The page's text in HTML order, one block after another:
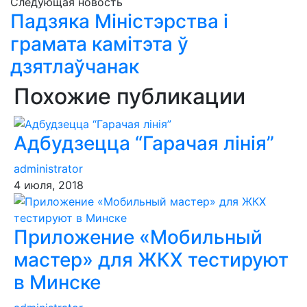
Падзяка Міністэрства і
грамата камітэта ў
дзятлаўчанак
Похожие публикации
Адбудзецца “Гарачая лінія”
administrator
4 июля, 2018
Приложение «Мобильный
мастер» для ЖКХ тестируют
в Минске